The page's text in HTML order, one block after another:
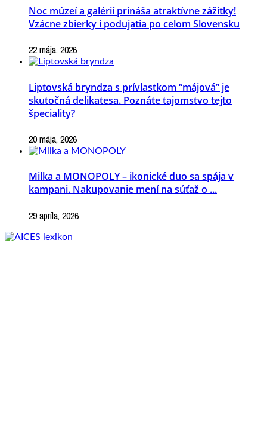
Noc múzeí a galérií prináša atraktívne zážitky!
Vzácne zbierky i podujatia po celom Slovensku
22 mája, 2026
Liptovská bryndza s prívlastkom “májová” je
skutočná delikatesa. Poznáte tajomstvo tejto
špeciality?
20 mája, 2026
Milka a MONOPOLY – ikonické duo sa spája v
kampani. Nakupovanie mení na súťaž o ...
29 apríla, 2026